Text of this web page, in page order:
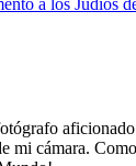
mi cámara.